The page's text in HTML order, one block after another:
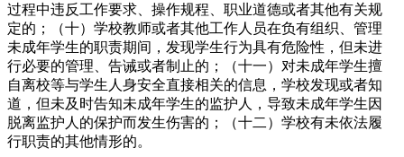
过程中违反工作要求、操作规程、职业道德或者其他有关规
定的；（十）学校教师或者其他工作人员在负有组织、管理
未成年学生的职责期间，发现学生行为具有危险性，但未进
行必要的管理、告诫或者制止的；（十一）对未成年学生擅
自离校等与学生人身安全直接相关的信息，学校发现或者知
道，但未及时告知未成年学生的监护人，导致未成年学生因
脱离监护人的保护而发生伤害的；（十二）学校有未依法履
行职责的其他情形的。